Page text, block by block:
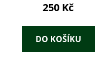
250 Kč
DO KOŠÍKU